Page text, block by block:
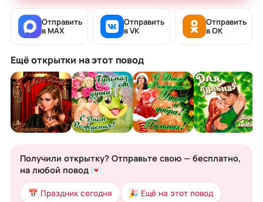
Отправить
в MAX
Отправить
в VK
Отправить
в OK
Ещё открытки на этот повод
Получили открытку? Отправьте свою — бесплатно,
на любой повод 💌
📅 Праздник сегодня 🎉 Ещё на этот повод